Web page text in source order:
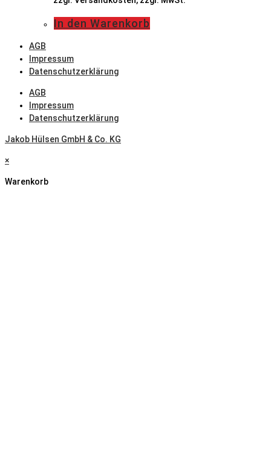
In den Warenkorb
AGB
Impressum
Datenschutzerklärung
AGB
Impressum
Datenschutzerklärung
Jakob Hülsen GmbH & Co. KG
×
Warenkorb